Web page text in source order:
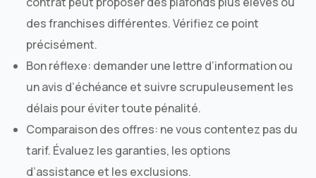
des franchises différentes. Vérifiez ce point
précisément.
Bon réflexe: demander une lettre d’information ou
un avis d’échéance et suivre scrupuleusement les
délais pour éviter toute pénalité.
Comparaison des offres: ne vous contentez pas du
tarif. Évaluez les garanties, les options
d’assistance et les exclusions.